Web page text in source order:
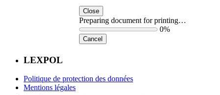
Close
Preparing document for printing…
0%
Cancel
LEXPOL
Politique de protection des données
Mentions légales